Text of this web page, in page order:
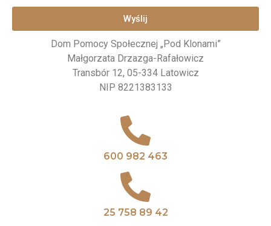
Wyślij
Dom Pomocy Społecznej „Pod Klonami”
Małgorzata Drzazga-Rafałowicz
Transbór 12, 05-334 Latowicz
NIP 8221383133
600 982 463
25 758 89 42